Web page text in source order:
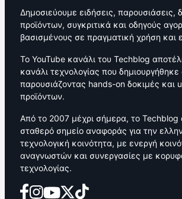
Δημοσιεύουμε ειδήσεις, παρουσιάσεις,
προϊόντων, συγκριτικά και οδηγούς
βασισμένους σε πραγματική χρήση και
Το YouTube κανάλι του Techblog
κανάλι τεχνολογίας που
παρουσιάζοντας hands-on δοκιμές και
προϊόντων.
Από το 2007 μέχρι σήμερα, το Techblog
σταθερό σημείο αναφοράς για την
τεχνολογική κοινότητα, με ενεργή
αναγνωστών και συνεργασίες με
τεχνολογίας.